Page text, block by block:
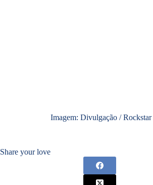
Imagem: Divulgação / Rockstar
Share your love